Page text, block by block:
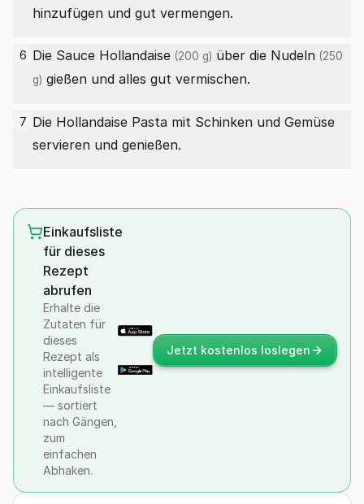
hinzufügen und gut vermengen.
6 Die Sauce Hollandaise (200 g) über die Nudeln (250
g) gießen und alles gut vermischen.
7 Die Hollandaise Pasta mit Schinken und Gemüse
servieren und genießen.
Einkaufsliste
für dieses
Rezept
abrufen
Erhalte die
Zutaten für
dieses
Rezept als
intelligente
Einkaufsliste
— sortiert
nach Gängen,
zum
einfachen
Abhaken.
Jetzt kostenlos loslegen